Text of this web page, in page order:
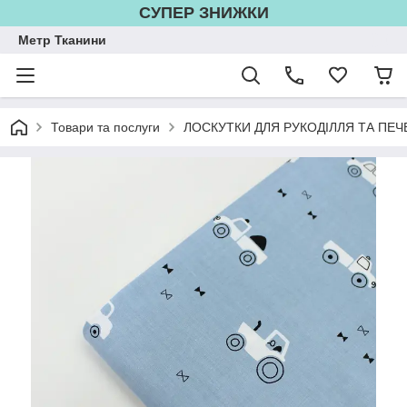
СУПЕР ЗНИЖКИ
Метр Тканини
Товари та послуги ЛОСКУТКИ ДЛЯ РУКОДІЛЛЯ ТА